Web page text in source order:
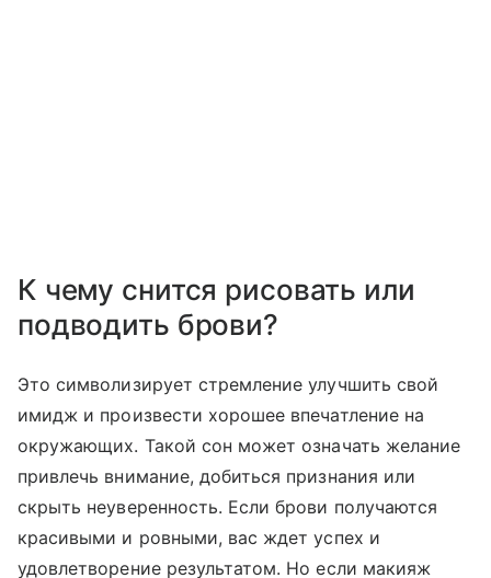
К чему снится рисовать или
подводить брови?
Это символизирует стремление улучшить свой
имидж и произвести хорошее впечатление на
окружающих. Такой сон может означать желание
привлечь внимание, добиться признания или
скрыть неуверенность. Если брови получаются
красивыми и ровными, вас ждет успех и
удовлетворение результатом. Но если макияж